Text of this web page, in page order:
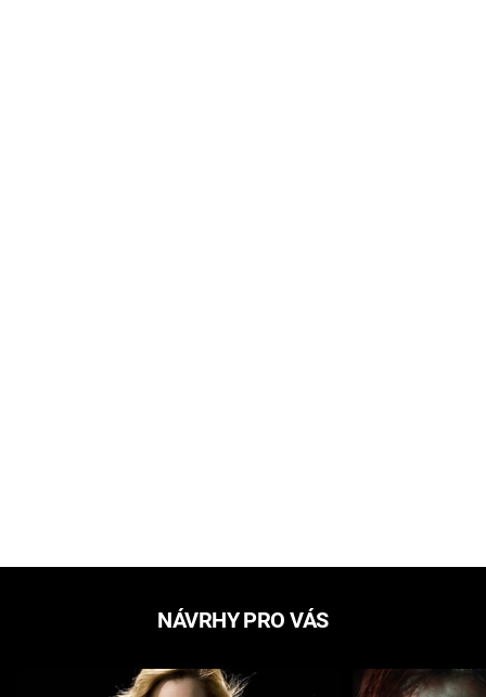
NÁVRHY PRO VÁS